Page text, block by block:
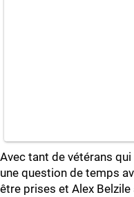
Avec tant de vétérans qui
une question de temps
être prises et Alex Belzile